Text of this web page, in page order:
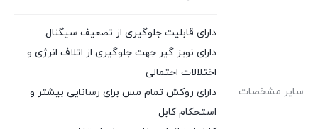
سایر مشخصات
دارای قابلیت جلوگیری از تضعیف سیگنال
دارای نویز گیر جهت جلوگیری از اتلاف انرژی و
اختلالات احتمالی
دارای روکش تمام مس برای رسانایی بیشتر و
استحکام کابل